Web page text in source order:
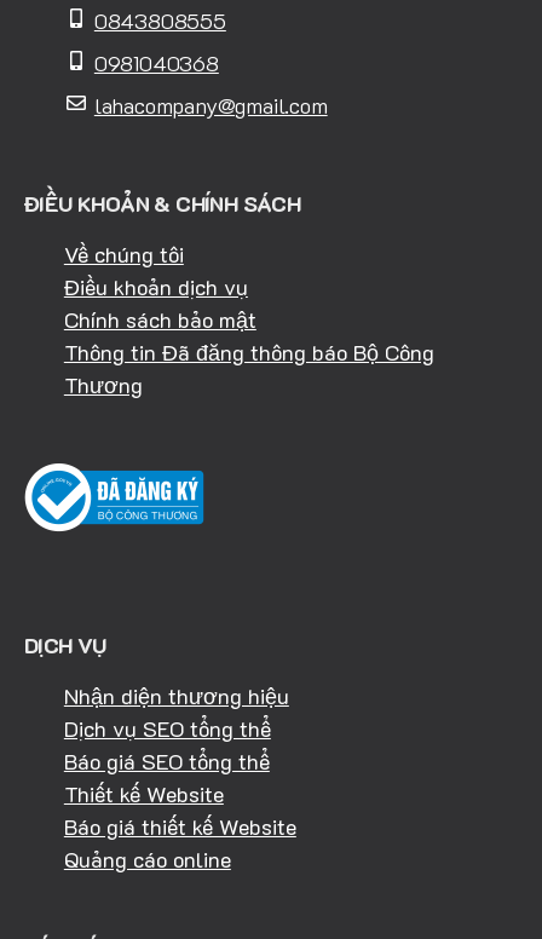
0843808555
0981040368
lahacompany@gmail.com
ĐIỀU KHOẢN & CHÍNH SÁCH
Về chúng tôi
Điều khoản dịch vụ
Chính sách bảo mật
Thông tin Đã đăng thông báo Bộ Công
Thương
DỊCH VỤ
Nhận diện thương hiệu
Dịch vụ SEO tổng thể
Báo giá SEO tổng thể
Thiết kế Website
Báo giá thiết kế Website
Quảng cáo online